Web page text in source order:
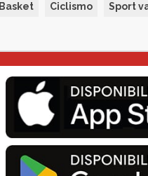
Basket Ciclismo Sport